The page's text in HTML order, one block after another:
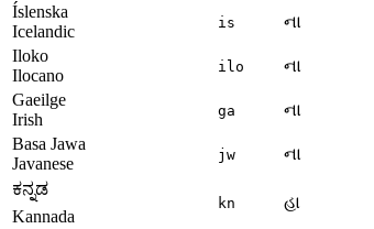
Íslenska
Icelandic
is ના
Iloko
Ilocano
ilo ના
Gaeilge
Irish
ga ના
Basa Jawa
Javanese
jw ના
ಕನ್ನಡ
Kannada
kn હા